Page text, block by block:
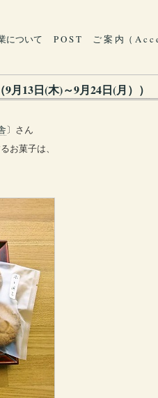
について P O S T ご 案 内（ A c c e
月13日(木)～9月24日(月））
〕さん
お菓子は、